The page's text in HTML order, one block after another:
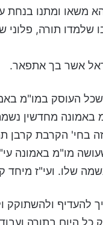
משאו ומתנו בנחת
שלמדו תורה,
אשר בך אתפאר.
שכל העוסק במו"מ
באמונה מחדשין
בחי' הקרבת קרבן
מו"מ באמונה
שלו. ועי"ז מיחד
להעדיף ולהשתוקק
כל היום בתורה